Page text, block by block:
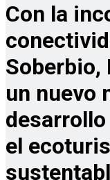
Con la
un nuevo
el